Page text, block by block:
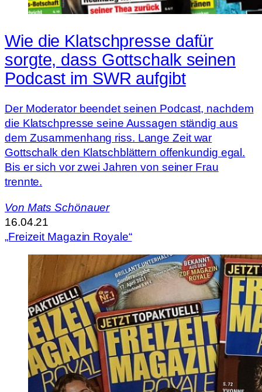
Wie die Klatschpresse dafür
sorgte, dass Gottschalk seinen
Podcast im SWR aufgibt
Der Moderator beendet seinen Podcast, nachdem
die Klatschpresse seine Aussagen ständig aus
dem Zusammenhang riss. Lange Zeit war
Gottschalk den Klatschblättern offenkundig egal.
Bis er sich vor zwei Jahren von seiner Frau
trennte.
Von Mats Schönauer
16.04.21
„Freizeit Magazin Royale“